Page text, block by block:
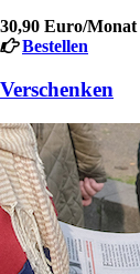
30,90 Euro/Monat
Bestellen
Verschenken